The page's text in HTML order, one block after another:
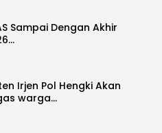
Sampai Dengan Akhir
Irjen Pol Hengki Akan
warga…